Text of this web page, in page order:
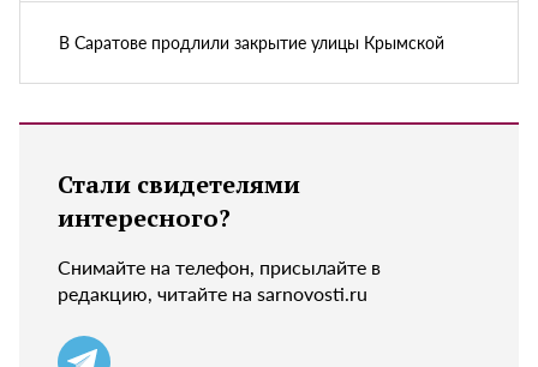
В Саратове продлили закрытие улицы Крымской
Стали свидетелями
интересного?
Снимайте на телефон, присылайте в
редакцию, читайте на sarnovosti.ru